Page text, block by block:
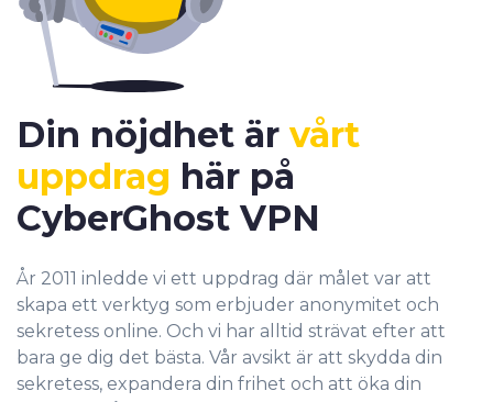
Din nöjdhet är vårt
uppdrag här på
CyberGhost VPN
År 2011 inledde vi ett uppdrag där målet var att
skapa ett verktyg som erbjuder anonymitet och
sekretess online. Och vi har alltid strävat efter att
bara ge dig det bästa. Vår avsikt är att skydda din
sekretess, expandera din frihet och att öka din